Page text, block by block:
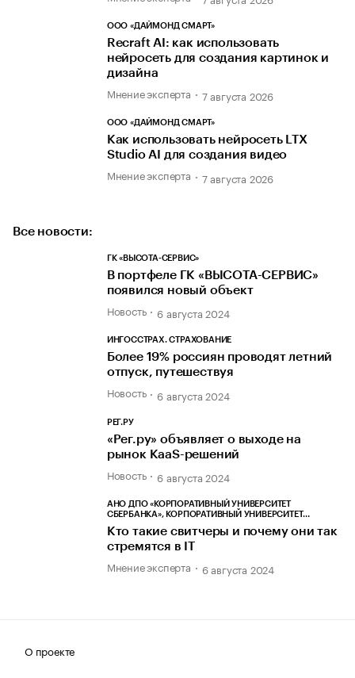
ООО «ДАЙМОНД СМАРТ»
Recraft AI: как использовать
нейросеть для создания картинок и
дизайна
Мнение эксперта 7 августа 2026
ООО «ДАЙМОНД СМАРТ»
Как использовать нейросеть LTX
Studio AI для создания видео
Мнение эксперта 7 августа 2026
Все новости:
ГК «ВЫСОТА-СЕРВИС»
В портфеле ГК «ВЫСОТА-СЕРВИС»
появился новый объект
Новость 6 августа 2024
ИНГОССТРАХ. СТРАХОВАНИЕ
Более 19% россиян проводят летний
отпуск, путешествуя
Новость 6 августа 2024
РЕГ.РУ
«Рег.ру» объявляет о выходе на
рынок KaaS-решений
Новость 6 августа 2024
АНО ДПО «КОРПОРАТИВНЫЙ УНИВЕРСИТЕТ
СБЕРБАНКА», КОРПОРАТИВНЫЙ УНИВЕРСИТЕТ
Кто такие свитчеры и почему они так
стремятся в IT
Мнение эксперта 6 августа 2024
О проекте